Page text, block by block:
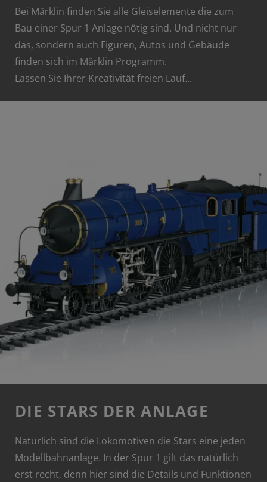
Bei Märklin finden Sie alle Gleiselemente die zum
Bau einer Spur 1 Anlage nötig sind. Und nicht nur
das, sondern auch Figuren, Autos und Gebäude
finden sich im Märklin Programm.
Lassen Sie Ihrer Kreativität freien Lauf...
DIE STARS DER ANLAGE
Natürlich sind die Lokomotiven die Stars eine jeden
Modellbahnanlage. In der Spur 1 gilt das natürlich
erst recht, denn hier sind die Details und Funktionen